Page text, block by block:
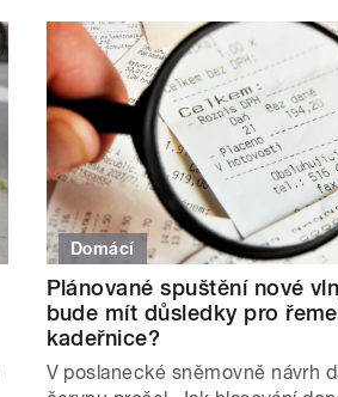
Domácí
Plánované spuštění nové
bude mít důsledky pro
kadeřnice?
V poslanecké sněmovně návrh